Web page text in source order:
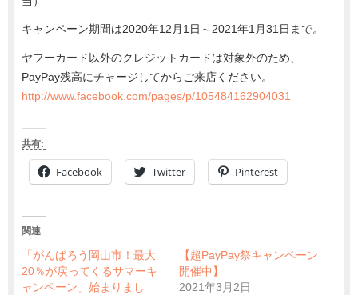
キャンペーン期間は2020年12月1日～2021年1月31日まで。
ヤフーカード以外のクレジットカードは対象外のため、
PayPay残高にチャージしてからご来店ください。
http://www.facebook.com/pages/p/105484162904031
共有:
Facebook Twitter Pinterest
関連
「がんばろう岡山市！最大
20％が戻ってくるサマーキ
ャンペーン」始まりまし
【超PayPay祭キャンペーン
開催中】
2021年3月2日